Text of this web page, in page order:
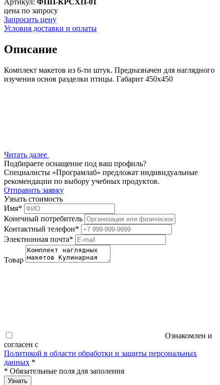
цена по запросу
Запросить цену
Условия доставки и оплаты
Описание
Комплект макетов из 6-ти штук. Предназначен для наглядного
изучения основ разделки птицы. Габарит 450х450
Читать далее
Подбираете оснащение под ваш профиль?
Специалисты «Програмлаб» предложат индивидуальные
рекомендации по выбору учебных продуктов.
Отправить заявку
Узнать стоимость
Имя*
Конечный потребитель
Контактный телефон*
Электнонная почта*
Товар
Ознакомлен и
согласен с
Политикой в области обработки и защиты персональных
данных *
* Обязательные поля для заполения
Узнать